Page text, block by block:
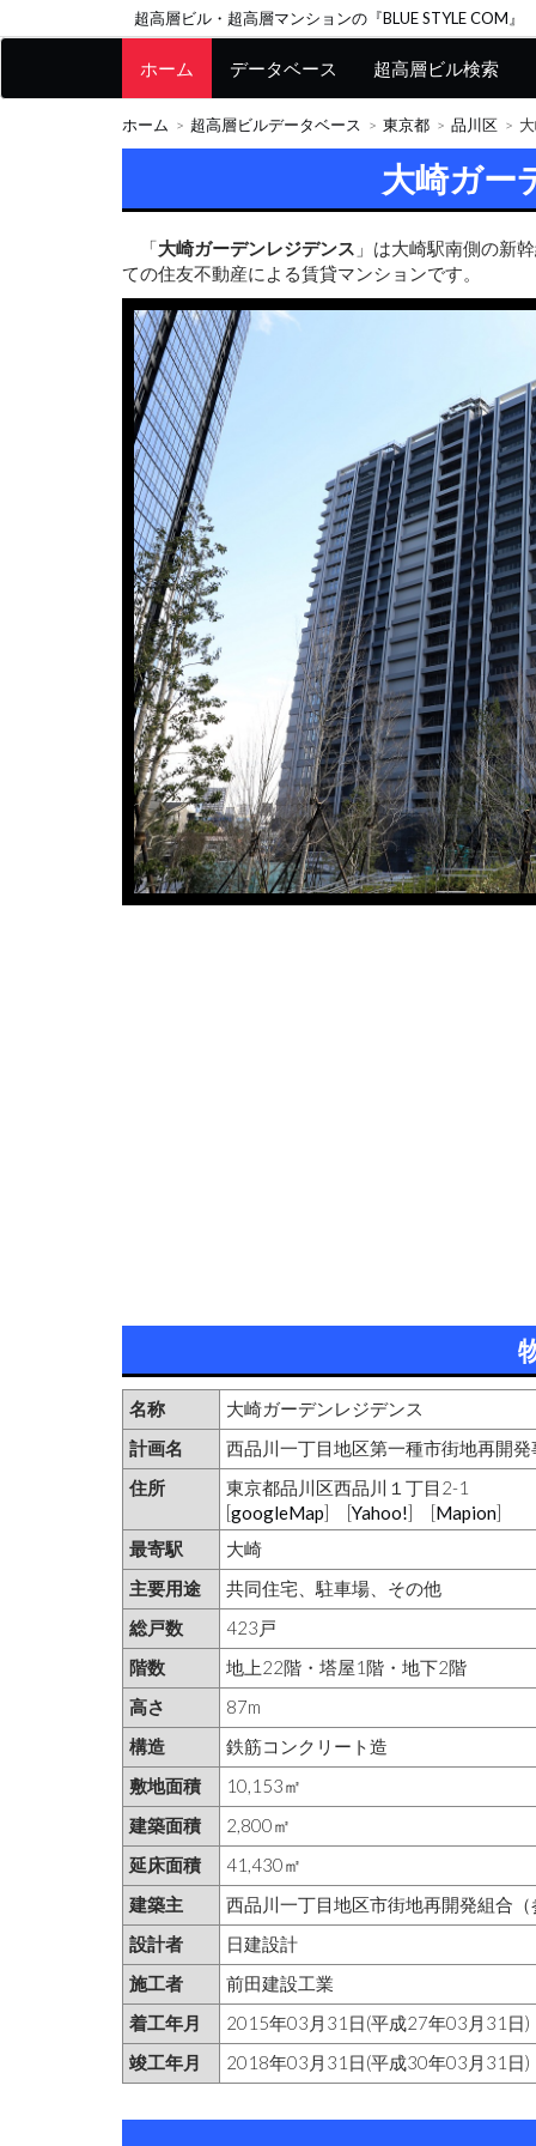
超高層ビル・超高層マンションの『BLUE STYLE COM』
ホーム データベース 超高層ビル検索
ホーム 超高層ビルデータベース 東京都 品川区
大崎ガー
「大崎ガーデンレジデンス 」は大崎駅南側の新
ての住友不動産による賃貸マンションです。
名称
大崎ガーデンレジデンス
計画名
西品川一丁目地区第一種市街地再開発
住所
東京都品川区西品川１丁目2-1
[googleMap] [Yahoo!] [Mapion]
最寄駅
大崎
主要用途
共同住宅、駐車場、その他
総戸数
423戸
階数
地上22階・塔屋1階・地下2階
高さ
87m
構造
鉄筋コンクリート造
敷地面積
10,153㎡
建築面積
2,800㎡
延床面積
41,430㎡
建築主
西品川一丁目地区市街地再開発組合
設計者
日建設計
施工者
前田建設工業
着工年月
2015年03月31日(平成27年03月31日)
竣工年月
2018年03月31日(平成30年03月31日)